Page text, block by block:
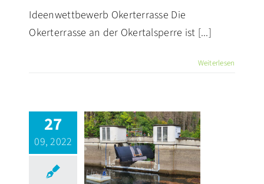
Ideenwettbewerb Okerterrasse Die
Okerterrasse an der Okertalsperre ist [...]
Weiterlesen
27
09, 2022
für